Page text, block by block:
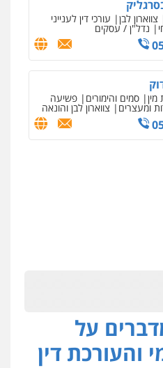
צווארון לבן עורכי דין לענייני
נדל"ן / עסקים
מין סמים והימורים פשיעה
ומעצרים צווארון לבן והונאה
על
והעורכת דין